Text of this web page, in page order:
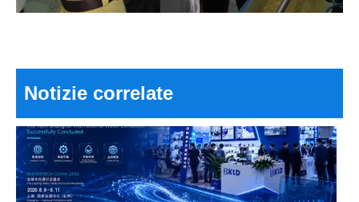
Notizie correlate
2026 Le migliori valvole a sfera elettriche per un controllo efficiente del flusso?